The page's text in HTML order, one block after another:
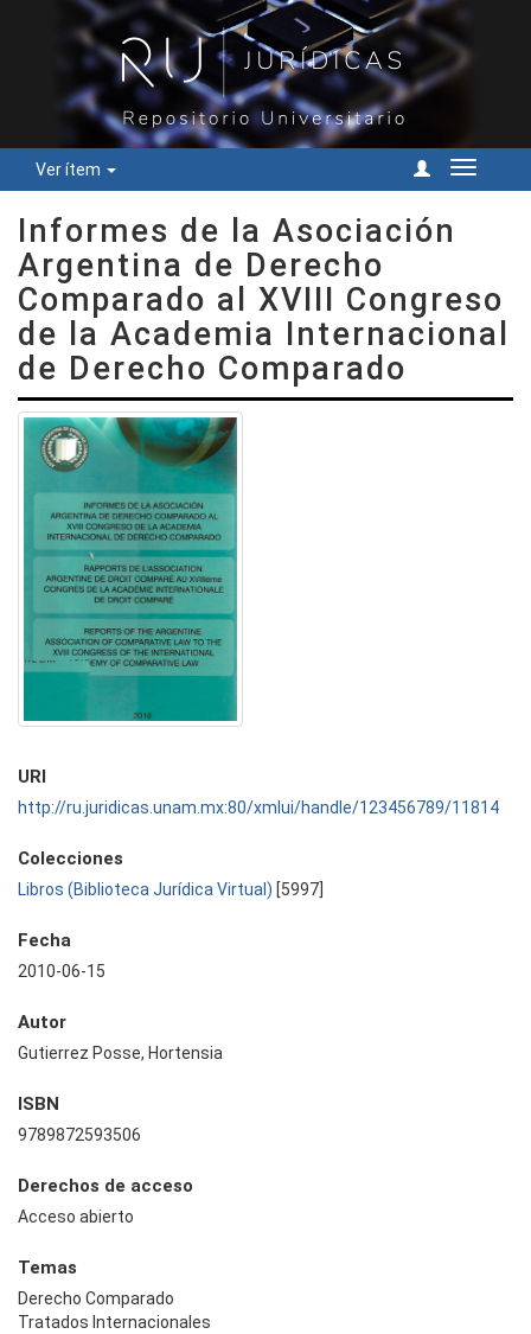
Ver ítem
Cambiar
Informes de la Asociación
Argentina de Derecho
Comparado al XVIII Congreso
de la Academia Internacional
de Derecho Comparado
URI
http://ru.juridicas.unam.mx:80/xmlui/handle/123456789/11814
Colecciones
Libros (Biblioteca Jurídica Virtual) [5997]
Fecha
2010-06-15
Autor
Gutierrez Posse, Hortensia
ISBN
9789872593506
Derechos de acceso
Acceso abierto
Temas
Derecho Comparado
Tratados Internacionales